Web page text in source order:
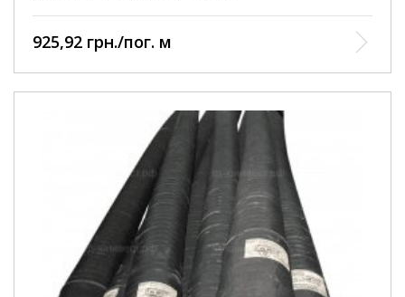
925,92 грн./пог. м
Внутрішній діаметр
3 Атм
Умови покупки
від 1 шт
Колір рукава
чорний
Довжина рукава
4000 мм
Конструкція
армований ниткою та
металевою спіраллю
Діапазон робочих